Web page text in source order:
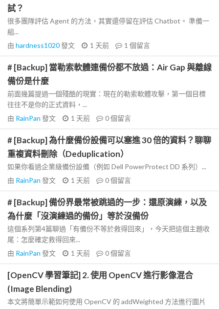
試？
很多團隊評估 Agent 的方法，其實還停留在評估 Chatbot。 準備一
組...
由 hardness1020發文 1 天前 1 個留言
# [Backup] 當勒索軟體連備份都不放過：Air Gap 與離線
備份是什麼
前面幾篇提過一個殘酷的現實：現在的勒索軟體攻擊，第一個目標
往往不是你的正式資料，...
由 RainPan 發文 1 天前 0個留言
# [Backup] 為什麼備份設備可以塞進 30 倍的資料？聊聊
重複資料刪除（Deduplication）
如果你看過企業級備份設備（例如 Dell PowerProtect DD 系列）...
由 RainPan 發文 1 天前 0個留言
# [Backup] 備份界最常被跳過的一步：還原演練，以及
為什麼「沒演練過的備份」等於沒備份
這個系列第4篇聊過「有備份不等於救得回來」，今天把這個主題收
尾：怎麼確定救得回來...
由 RainPan 發文 1 天前 0個留言
[OpenCV 學習筆記] 2. 使用 OpenCV 進行影像混合
(Image Blending)
本文將簡單示範如何使用 OpenCV 的 addWeighted 方法進行圖片